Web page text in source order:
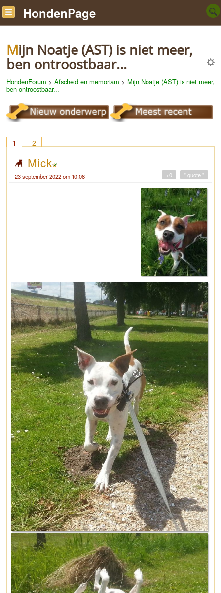
HondenPage
Mijn Noatje (AST) is niet meer,
ben ontroostbaar...
HondenForum > Afscheid en memoriam > Mijn Noatje (AST) is niet meer,
ben ontroostbaar...
1 2
Mick
23 september 2022 om 10:08 " quote "
+0